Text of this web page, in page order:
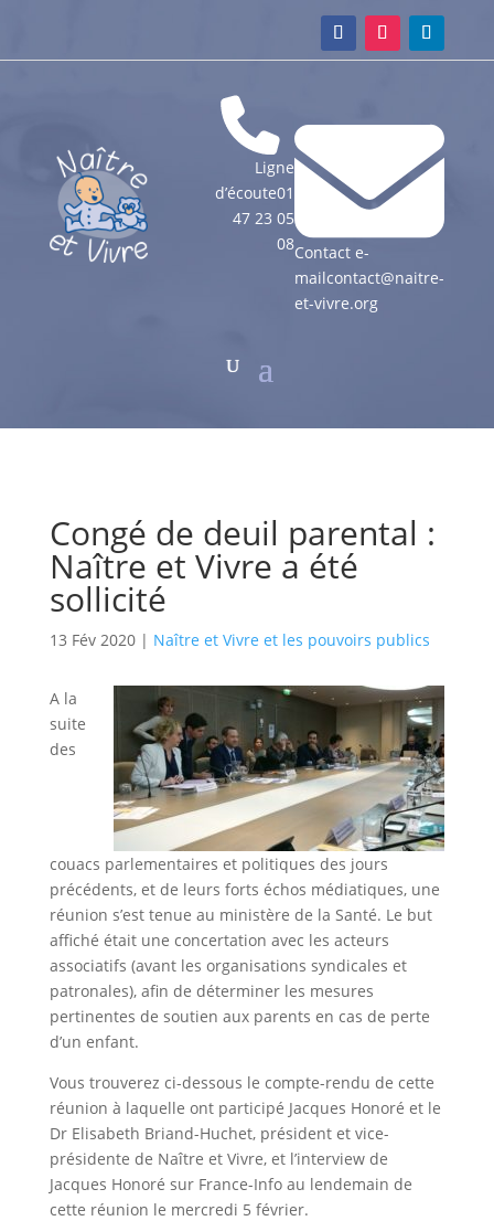
Ligne
d’écoute01
47 23 05
08Contact e-
mailcontact@naitre-
et-vivre.org
Congé de deuil parental :
Naître et Vivre a été
sollicité
13 Fév 2020| Naître et Vivre et les pouvoirs publics
A la
suite
des
couacs parlementaires et politiques des jours
précédents, et de leurs forts échos médiatiques, une
réunion s’est tenue au ministère de la Santé. Le but
affiché était une concertation avec les acteurs
associatifs (avant les organisations syndicales et
patronales), afin de déterminer les mesures
pertinentes de soutien aux parents en cas de perte
d’un enfant.
Vous trouverez ci-dessous le compte-rendu de cette
réunion à laquelle ont participé Jacques Honoré et le
Dr Elisabeth Briand-Huchet, président et vice-
présidente de Naître et Vivre, et l’interview de
Jacques Honoré sur France-Info au lendemain de
cette réunion le mercredi 5 février.